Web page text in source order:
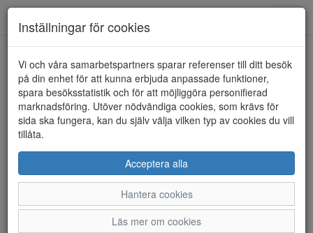
HEM NONAME
Inställningar för cookies
Vi och våra samarbetspartners sparar referenser till ditt besök
på din enhet för att kunna erbjuda anpassade funktioner,
spara besöksstatistik och för att möjliggöra personifierad
marknadsföring. Utöver nödvändiga cookies, som krävs för
sida ska fungera, kan du själv välja vilken typ av cookies du vill
tillåta.
Acceptera alla
Hantera cookies
Läs mer om cookies